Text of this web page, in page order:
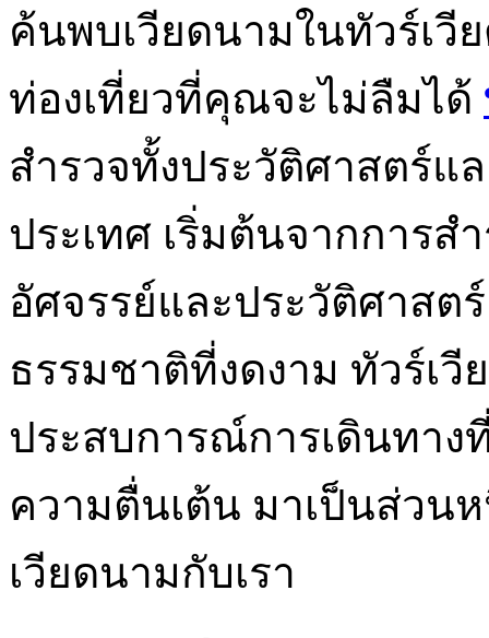
ค้นพบเวียดนามในทัวร์เ
ท่องเที่ยวที่คุณจะไม่ลืมได้
สำรวจทั้งประวัติศาสตร์
ประเทศ เริ่มต้นจากการส
อัศจรรย์และประวัติศาสต
ธรรมชาติที่งดงาม ทัวร์เวี
ประสบการณ์การเดินทา
ความตื่นเต้น มาเป็นส่วน
เวียดนามกับเรา